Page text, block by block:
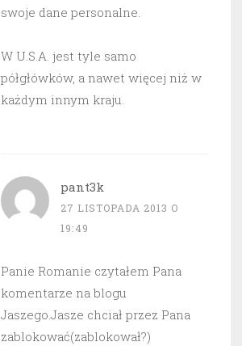
swoje dane personalne.
W U.S.A. jest tyle samo
półgłówków, a nawet więcej niż w
każdym innym kraju.
pant3k
27 LISTOPADA 2013 O
19:49
Panie Romanie czytałem Pana
komentarze na blogu
Jaszego.Jasze chciał przez Pana
zablokować(zablokował?)